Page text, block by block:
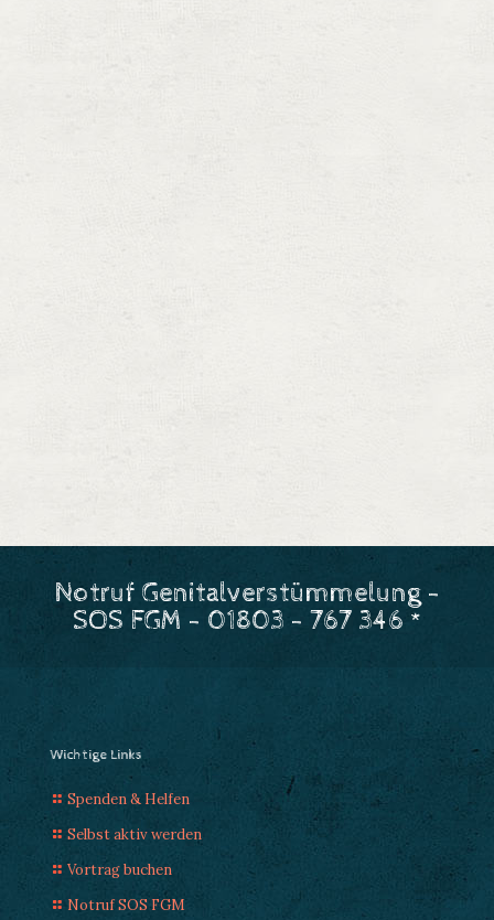
Notruf Genitalverstümmelung -
SOS FGM - 01803 - 767 346 *
Wichtige Links
Spenden & Helfen
Selbst aktiv werden
Vortrag buchen
Notruf SOS FGM